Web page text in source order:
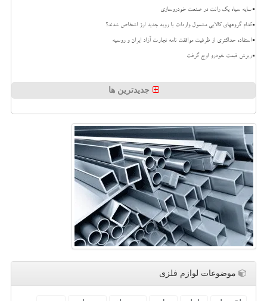
سایه سیاه یک رانت در صنعت خودروسازی
کدام گروههای کالایی مشمول واردات با رویه جدید ارز اشخاص شدند؟
استفاده حداکثری از ظرفیت موافقت نامه تجارت آزاد ایران و روسیه
ریزش قیمت خودرو اوج گرفت
جدیدترین ها
موضوعات لوازم فلزی